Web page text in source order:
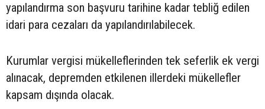
yapılandırma son başvuru tarihine kadar tebliğ edilen
idari para cezaları da yapılandırılabilecek.
Kurumlar vergisi mükelleflerinden tek seferlik ek vergi
alınacak, depremden etkilenen illerdeki mükellefler
kapsam dışında olacak.